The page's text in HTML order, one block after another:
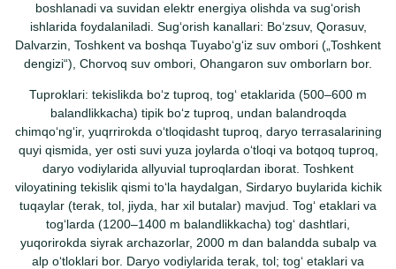
boshlanadi va suvidan elektr energiya olishda va sugʻorish
ishlarida foydalaniladi. Sugʻorish kanallari: Boʻzsuv, Qorasuv,
Dalvarzin, Toshkent va boshqa Tuyaboʻgʻiz suv ombori („Toshkent
dengizi“), Chorvoq suv ombori, Ohangaron suv omborlarn bor.
Tuproklari: tekislikda boʻz tuproq, togʻ etaklarida (500–600 m
balandlikkacha) tipik boʻz tuproq, undan balandroqda
chimqoʻngʻir, yuqrrirokda oʻtloqidasht tuproq, daryo terrasalarining
quyi qismida, yer osti suvi yuza joylarda oʻtloqi va botqoq tuproq,
daryo vodiylarida allyuvial tuproqlardan iborat. Toshkent
viloyatining tekislik qismi toʻla haydalgan, Sirdaryo buylarida kichik
tuqaylar (terak, tol, jiyda, har xil butalar) mavjud. Togʻ etaklari va
togʻlarda (1200–1400 m balandlikkacha) togʻ dashtlari,
yuqorirokda siyrak archazorlar, 2000 m dan balandda subalp va
alp oʻtloklari bor. Daryo vodiylarida terak, tol; togʻ etaklari va